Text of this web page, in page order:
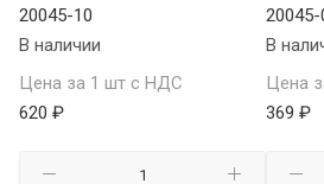
20045-10
В наличии
Цена за 1 шт с НДС
620 ₽
20045-
В
Цена
369 ₽